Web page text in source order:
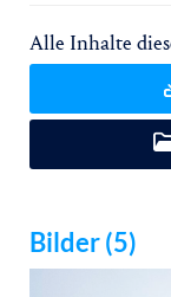
Alle Inhalte
Bilder (5)